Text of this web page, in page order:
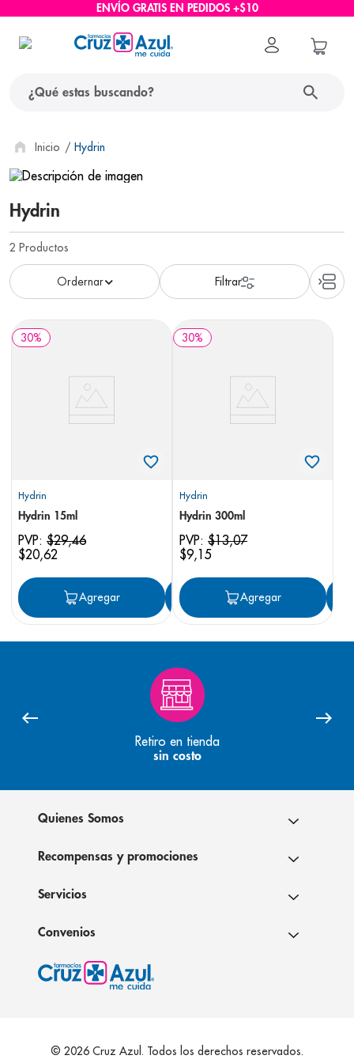
ENVÍO GRATIS EN PEDIDOS +$10
Hydrin
Hydrin
2 Productos
30%
Hydrin
Hydrin 15ml
PVP: $29,46
$20,62
Agregar Agregar
30%
Hydrin
Hydrin 300ml
PVP: $13,07
$9,15
Agregar
Retiro en tienda
sin costo
Quienes Somos
Recompensas y promociones
Servicios
Convenios
© 2026 Cruz Azul. Todos los derechos reservados.
términos más buscados
1. protector solar
2. pañales
3. eucerin
4. cerave
nivea
6. shampoo
7.
pediasure
desodorante